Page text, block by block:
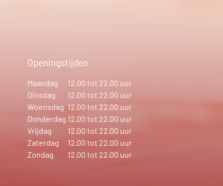
Openingstijden
Maandag
12.00 tot 22.00 uur
Dinsdag
12.00 tot 22.00 uur
Woensdag 12.00 tot 22.00 uur
Donderdag 12.00 tot 22.00 uur
Vrijdag
12.00 tot 22.00 uur
Zaterdag
12.00 tot 22.00 uur
Zondag
12.00 tot 22.00 uur